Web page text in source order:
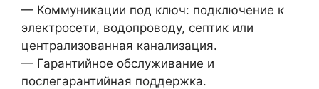
— Коммуникации под ключ: подключение к
электросети, водопроводу, септик или
централизованная канализация.
— Гарантийное обслуживание и
послегарантийная поддержка.